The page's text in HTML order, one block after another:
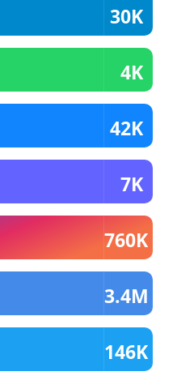
30K
4K
42K
7K
760K
3.4M
146K